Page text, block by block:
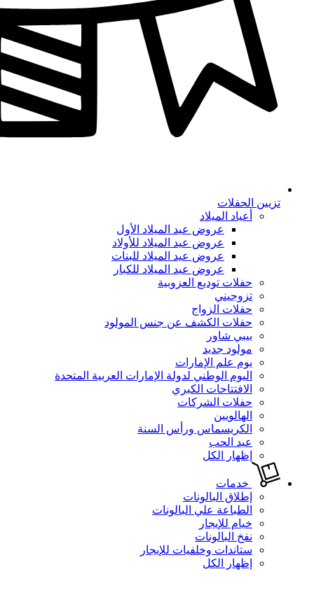
تزيين الحفلات
أعياد الميلاد
عروض عيد الميلاد الأول
عروض عيد الميلاد للأولاد
عروض عيد الميلاد للبنات
عروض عيد الميلاد للكبار
حفلات توديع العزوبية
تزوجيني
حفلات الزواج
حفلات الكشف عن جنس المولود
بيبي شاور
مولود جديد
يوم علم الإمارات
اليوم الوطني لدولة الإمارات العربية المتحدة
الافتتاحات الكبري
حفلات الشركات
الهالويين
الكريسماس ورأس السنة
عيد الحب
إظهار الكل
خدمات
إطلاق البالونات
الطباعة علي البالونات
خيام للإيجار
نفخ البالونات
ستاندات وخلفيات للإيجار
إظهار الكل